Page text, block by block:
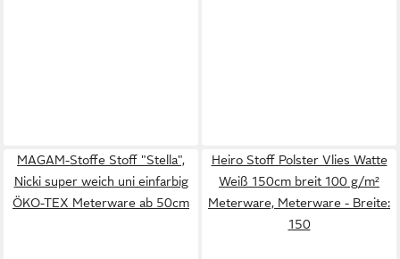
MAGAM-Stoffe Stoff "Stella",
Nicki super weich uni einfarbig
ÖKO-TEX Meterware ab 50cm
Heiro Stoff Polster Vlies Watte
Weiß 150cm breit 100 g/m²
Meterware, Meterware - Breite:
150